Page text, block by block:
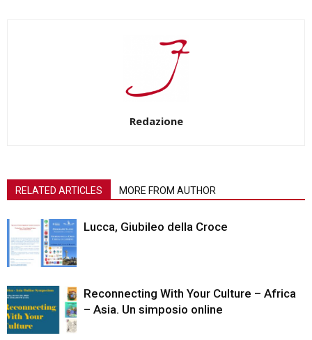
Redazione
RELATED ARTICLES MORE FROM AUTHOR
Lucca, Giubileo della Croce
Reconnecting With Your Culture – Africa
– Asia. Un simposio online